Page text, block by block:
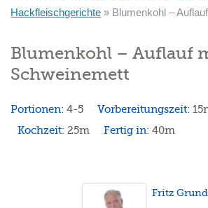
Hackfleischgerichte » Blumenkohl –
Blumenkohl – Auflauf
Schweinemett
Portionen:4-5 Vorbereitungszeit:
Kochzeit:25m Fertig in:40m
Fritz